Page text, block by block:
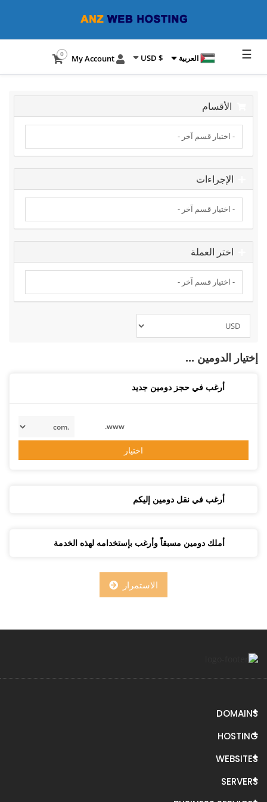
العربية $ USD
0 ☰
الأقسام
الإجراءات
اختر العملة
إختيار الدومين ...
أرغب في حجز دومين جديد
www.
اختيار
أرغب في نقل دومين إليكم
أملك دومين مسبقاً وأرغب بإستخدامه لهذه الخدمة
الاستمرار
DOMAINS
HOSTING
WEBSITES
SERVERS